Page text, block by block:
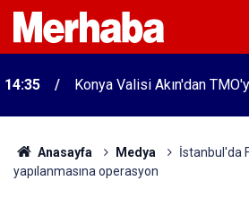
14:35 Konya Valisi Akın'dan
Anasayfa Medya
İstanbul'da
yapılanmasına operasyon